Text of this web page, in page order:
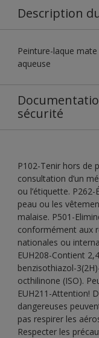
Description
Peinture-laque
aqueuse
sécurité
P102-Tenir hors de
consultation d’un
ou l’étiquette.
peau ou les
malaise. P501-
conformément aux
nationales ou
EUH208-Contient
benzisothiazol-
octhilinone (ISO).
EUH211-Attention!
dangereuses
pas respirer les
Respecter les